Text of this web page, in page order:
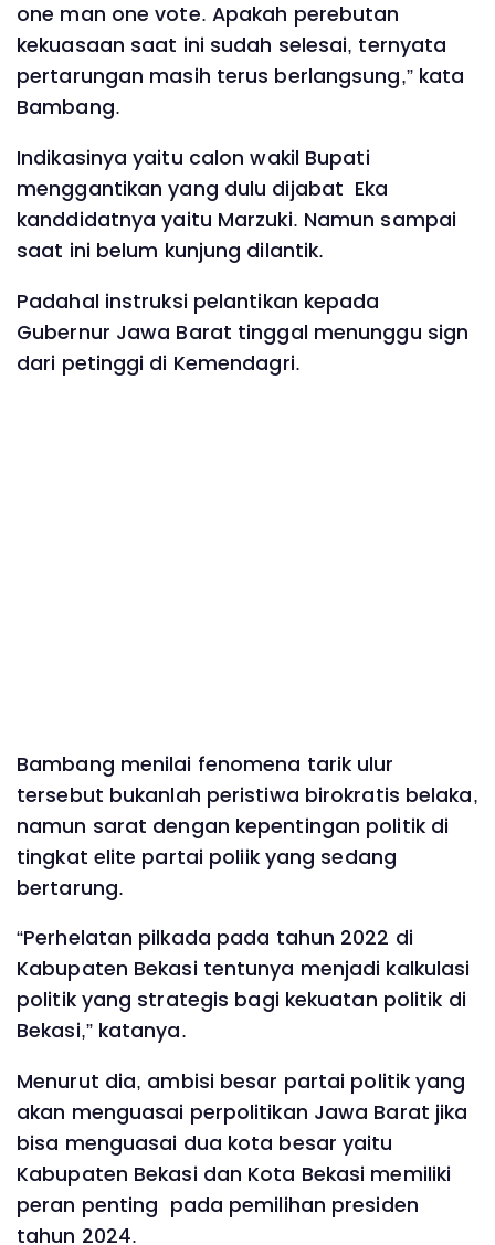
one man one vote. Apakah perebutan
kekuasaan saat ini sudah selesai, ternyata
pertarungan masih terus berlangsung,” kata
Bambang.
Indikasinya yaitu calon wakil Bupati
menggantikan yang dulu dijabat Eka
kanddidatnya yaitu Marzuki. Namun sampai
saat ini belum kunjung dilantik.
Padahal instruksi pelantikan kepada
Gubernur Jawa Barat tinggal menunggu sign
dari petinggi di Kemendagri.
Bambang menilai fenomena tarik ulur
tersebut bukanlah peristiwa birokratis belaka,
namun sarat dengan kepentingan politik di
tingkat elite partai poliik yang sedang
bertarung.
“Perhelatan pilkada pada tahun 2022 di
Kabupaten Bekasi tentunya menjadi kalkulasi
politik yang strategis bagi kekuatan politik di
Bekasi,” katanya.
Menurut dia, ambisi besar partai politik yang
akan menguasai perpolitikan Jawa Barat jika
bisa menguasai dua kota besar yaitu
Kabupaten Bekasi dan Kota Bekasi memiliki
peran penting pada pemilihan presiden
tahun 2024.